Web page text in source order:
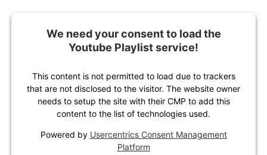
We need your consent to load the
Youtube Playlist service!
This content is not permitted to load due to trackers
that are not disclosed to the visitor. The website owner
needs to setup the site with their CMP to add this
content to the list of technologies used.
Powered by Usercentrics Consent Management
Platform